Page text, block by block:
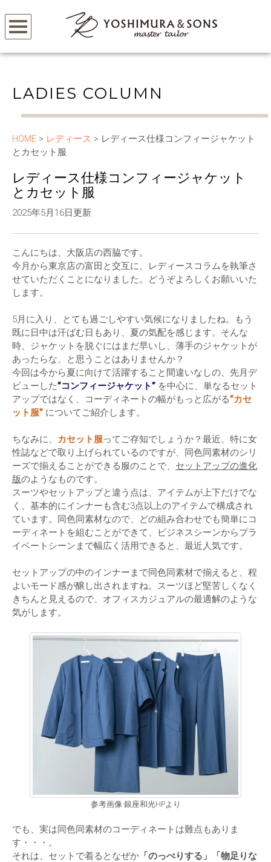
LADIES COLUMN
HOME > レディース > レディース仕様コンフィージャケット
とカセット服
レディース仕様コンフィージャケット
とカセット服
2025年5月16日更新
こんにちは、大阪店の西脇です。
今月から東京店の富田と交互に、レディースコラムを執筆さ
せていただくことになりました。どうぞよろしくお願いいた
します。
5月に入り、とても過ごしやすい気候になりましたね。もう
既に日中は汗ばむ日もあり、夏の気配を感じます。そんな
時、ジャケットを脱ぐにはまだ早いし、薄手のジャケットが
あったらな、と思うことはありませんか？
今回は今から夏に向けて活躍すること間違いなしの、先月デ
ビューした”コンフィージャケット” を中心に、単なるセット
アップではなく、コーディネートの幅がもっと広がる”カセ
ット服” についてご紹介します。
ちなみに、 カセット服ってご存知でしょうか？最近、特に女
性誌などで取り上げられているのですが、同色同素材のシリ
ーズで揃えることができる服のことで、 セットアップの進化
版のようなものです。
スーツやセットアップと違う点は、アイテムが上下だけでな
く、基本的にインナーも含む3点以上のアイテムで構成され
ています。同色同素材なので、どの組み合わせでも簡単にコ
ーディネートを組むことができて、ビジネスシーンからプラ
イベートシーンまで幅広く活用できると、最近人気です。
セットアップの中のインナーまで同色同素材で揃えると、程
よいモード感が醸し出されますね。スーツほど堅苦しくなく
きちんと見えるので、オフィスカジュアルの最適解のような
気がします。
参考画像 銀座和光HPより
でも、実は同色同素材のコーディネートは難点もありま
す・・・。
それは、セットで着るとなぜか 「のっぺりする」「物足りな